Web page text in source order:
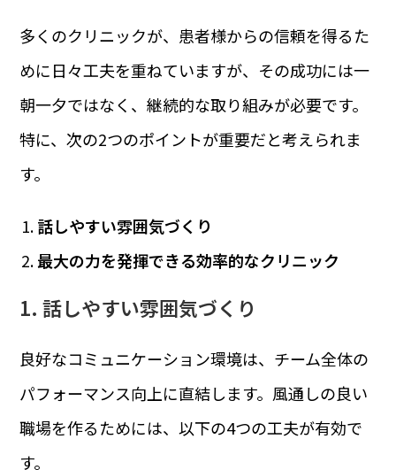
多くのクリニックが、患者様からの信頼を得るた
めに日々工夫を重ねていますが、その成功には一
朝一夕ではなく、継続的な取り組みが必要です。
特に、次の2つのポイントが重要だと考えられま
す。
話しやすい雰囲気づくり
最大の力を発揮できる効率的なクリニック
1. 話しやすい雰囲気づくり
良好なコミュニケーション環境は、チーム全体の
パフォーマンス向上に直結します。風通しの良い
職場を作るためには、以下の4つの工夫が有効で
す。